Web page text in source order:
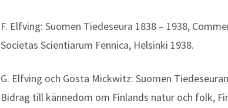
F. Elfving: Suomen Tiedeseura 1838 – 1938,
Societas Scientiarum Fennica, Helsinki 1938.
G. Elfving och Gösta Mickwitz: Suomen
Bidrag till kännedom om Finlands natur och folk,